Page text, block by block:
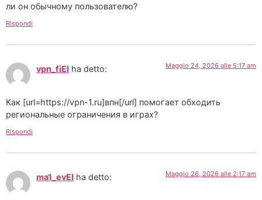
ли он обычному пользователю?
Rispondi
vpn_fiEl ha detto: Maggio 24, 2026 alle 5:17 am
Как [url=https://vpn-1.ru]впн[/url] помогает обходить
региональные ограничения в играх?
Rispondi
ma1_evEl ha detto: Maggio 26, 2026 alle 2:17 am